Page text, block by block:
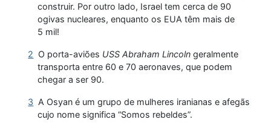
construir. Por outro lado, Israel tem cerca de 90
ogivas nucleares, enquanto os EUA têm mais de
5 mil!
2 O porta-aviões USS Abraham Lincoln geralmente
transporta entre 60 e 70 aeronaves, que podem
chegar a ser 90.
3 A Osyan é um grupo de mulheres iranianas e afegãs
cujo nome significa “Somos rebeldes”.